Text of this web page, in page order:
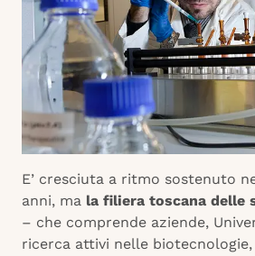
E’ cresciuta a ritmo sostenuto
anni, ma la filiera toscana delle
– che comprende aziende,
ricerca attivi nelle